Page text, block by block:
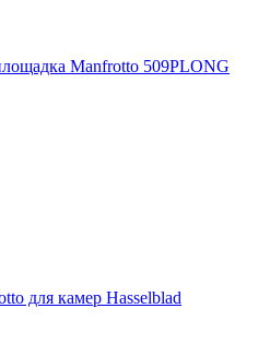
Manfrotto 509PLONG
для камер Hasselblad